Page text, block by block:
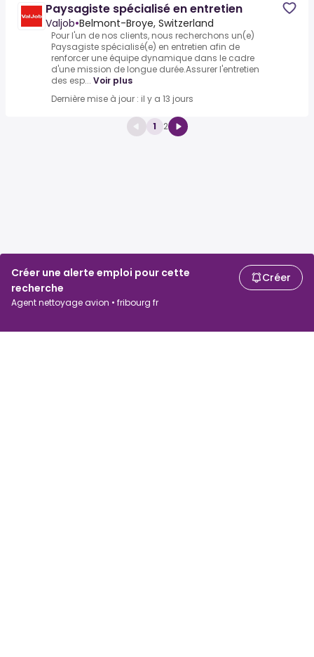
Créer une alerte emploi pour cette
recherche
Agent nettoyage avion • fribourg fr
Créer
Paysagiste spécialisé en entretien
Valjob•Belmont-Broye, Switzerland
Pour l'un de nos clients, nous recherchons un(e)
Paysagiste spécialisé(e) en entretien afin de
renforcer une équipe dynamique dans le cadre
d'une mission de longue durée.Assurer l'entretien
des esp... Voir plus
Dernière mise à jour : il y a 13 jours
1 2